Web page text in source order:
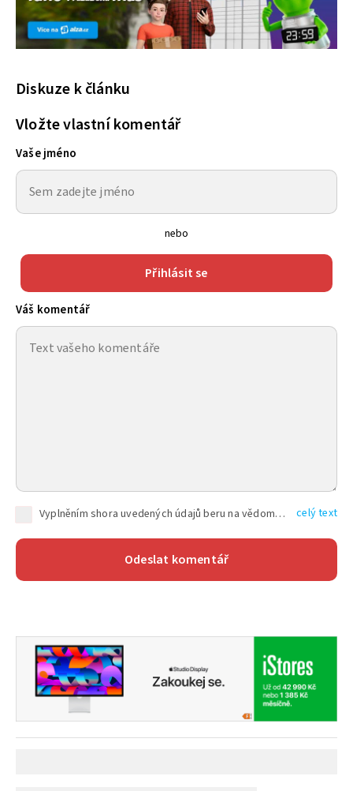
Diskuze k článku
Vložte vlastní komentář
Vaše jméno
nebo
Přihlásit se
Váš komentář
Vyplněním shora uvedených údajů beru na vědomí, že společnost TEXT FACTORY s.r.o., sídlem Brno, Durďákova 336/29, Černá Pole, PSČ: 613 00, IČ: 06157831, zapsané u Krajského soudu v Brně, oddíl C, vložka 100399, bude zpracovávat mé osobní údaje uvedené v rámci mnou vyplněného registračního formuláře na základě oprávněných zájmů TEXT FACTORY s.r.o. dle čl. 6 odst. 1 písm. f) GDPR a pro splnění právních povinností (čl. 6 odst. 1 písm. c) GDPR), a to pro tyto účely: nezbytnost zajistit oprávnění návštěvníka webových stránek provozovaných společností TEXT FACTORY s.r.o. přispívat aktivně ke zveřejněným článkům nebo v rámci diskusních fór a výkon práv TEXT FACTORY s.r.o. jako administrátora těchto diskusních fór. Více informací o zpracování osobních údajů a právech lze nalézt v celý text